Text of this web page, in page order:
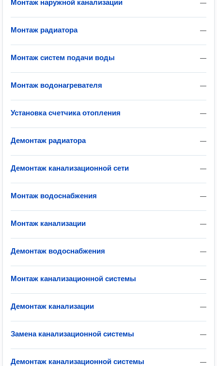
—
Монтаж наружной канализации
—
Монтаж радиатора
—
Монтаж систем подачи воды
—
Монтаж водонагревателя
—
Установка счетчика отопления
—
Демонтаж радиатора
—
Демонтаж канализационной сети
—
Монтаж водоснабжения
—
Монтаж канализации
—
Демонтаж водоснабжения
—
Монтаж канализационной системы
—
Демонтаж канализации
—
Замена канализационной системы
—
Демонтаж канализационной системы